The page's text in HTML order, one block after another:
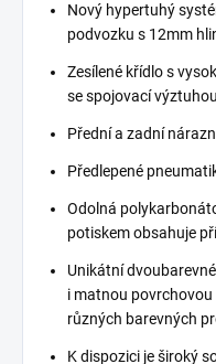
Nový hypertuhý
podvozku s 12mm
Zesílené křídlo s
se spojovací
Přední a zadní
Předlepené
Odolná
potiskem obsahuje
Unikátní
i matnou povrchovou
různých barevných
K dispozici je široký